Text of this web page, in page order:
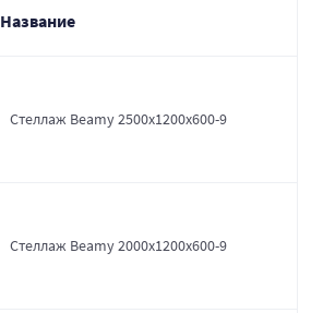
Название
Стеллаж Beamy 2500x1200x600-9
Стеллаж Beamy 2000x1200x600-9